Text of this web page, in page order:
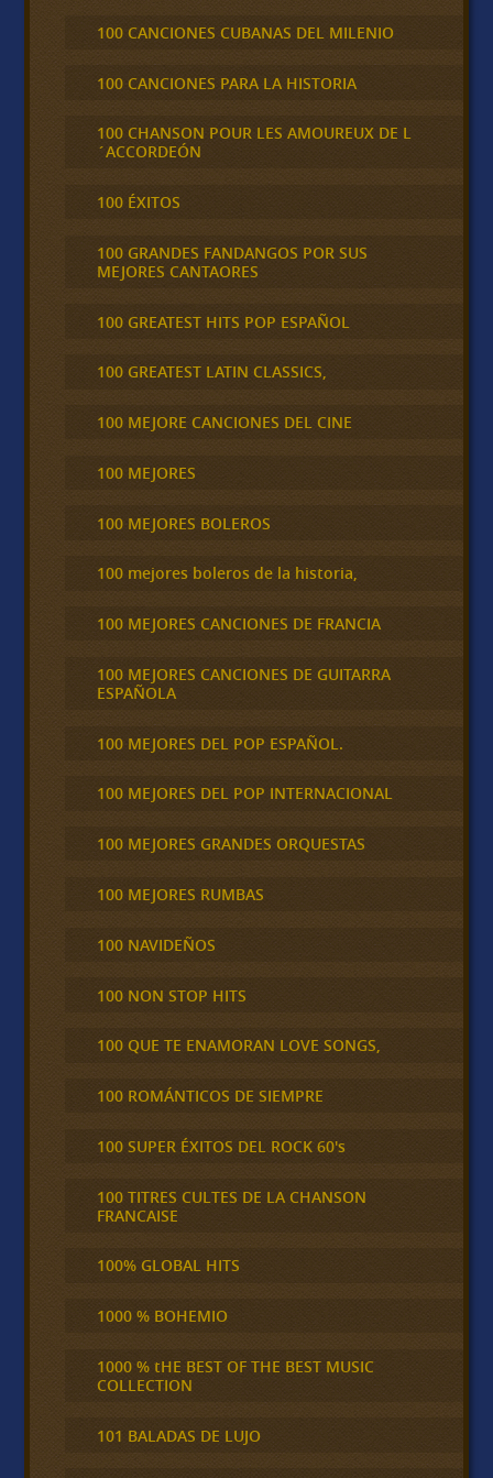
100 CANCIONES CUBANAS DEL MILENIO
100 CANCIONES PARA LA HISTORIA
100 CHANSON POUR LES AMOUREUX DE L
´ACCORDEÓN
100 ÉXITOS
100 GRANDES FANDANGOS POR SUS
MEJORES CANTAORES
100 GREATEST HITS POP ESPAÑOL
100 GREATEST LATIN CLASSICS,
100 MEJORE CANCIONES DEL CINE
100 MEJORES
100 MEJORES BOLEROS
100 mejores boleros de la historia,
100 MEJORES CANCIONES DE FRANCIA
100 MEJORES CANCIONES DE GUITARRA
ESPAÑOLA
100 MEJORES DEL POP ESPAÑOL.
100 MEJORES DEL POP INTERNACIONAL
100 MEJORES GRANDES ORQUESTAS
100 MEJORES RUMBAS
100 NAVIDEÑOS
100 NON STOP HITS
100 QUE TE ENAMORAN LOVE SONGS,
100 ROMÁNTICOS DE SIEMPRE
100 SUPER ÉXITOS DEL ROCK 60's
100 TITRES CULTES DE LA CHANSON
FRANCAISE
100% GLOBAL HITS
1000 % BOHEMIO
1000 % tHE BEST OF THE BEST MUSIC
COLLECTION
101 BALADAS DE LUJO